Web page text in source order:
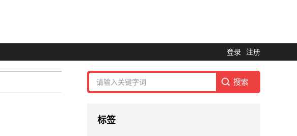
登录 注册
标签